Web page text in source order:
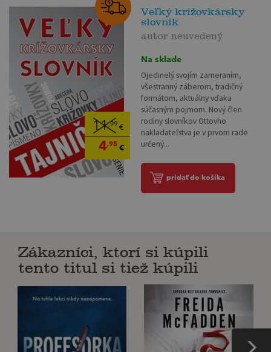
11,99 €
4,95€
Veľký krížovkársky
slovník
autor neuvedený
Na sklade
Ojedinelý svojím zameraním,
všestranný záberom, tradičný
formátom, aktuálny vďaka
súčasným pojmom. Nový člen
rodiny slovníkov Ottovho
nakladateľstva je v prvom rade
určený...
pridať do košíka
Zákazníci, ktorí si kúpili
tento titul si tiež kúpili